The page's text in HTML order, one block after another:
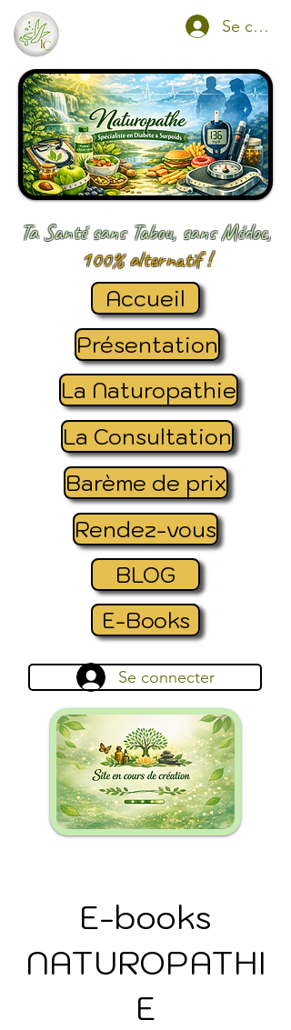
Se
Ta Santé sans Tabou, sans Médoc,
100% alternatif !
Accueil
Présentation
La Naturopathie
La Consultation
Barème de prix
Rendez-vous
BLOG
E-Books
Se connecter
E-books
NATUROPATHI
E